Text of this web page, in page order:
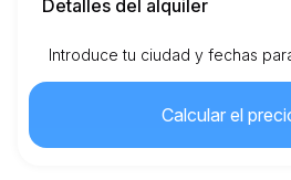
Detalles del alquiler
Km incluidos
Introduce tu ciudad y fechas
Calcular el